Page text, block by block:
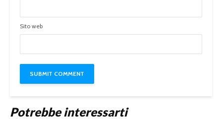
Sito web
Potrebbe interessarti